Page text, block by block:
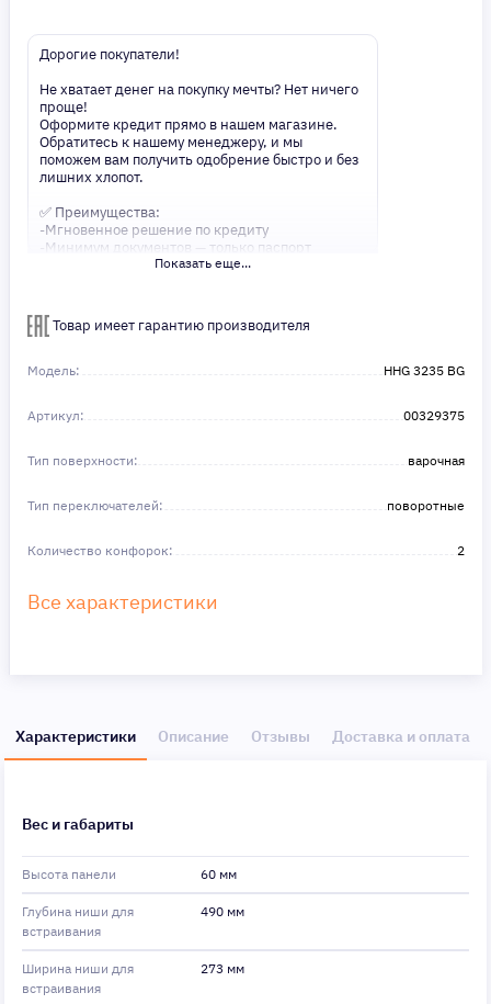
Дорогие покупатели!
Не хватает денег на покупку мечты? Нет ничего
проще!
Оформите кредит прямо в нашем магазине.
Обратитесь к нашему менеджеру, и мы
поможем вам получить одобрение быстро и без
лишних хлопот.
✅ Преимущества:
-Мгновенное решение по кредиту
-Минимум документов — только паспорт
-Удобные сроки и низкие процентные ставки
Получите то, что нужно, прямо сейчас. Ваше
удобство — наш приоритет! ✨
в этом!
Показать еще...
Товар имеет гарантию производителя
Модель: HHG 3235 BG
Артикул: 00329375
Тип поверхности: варочная
Тип переключателей: поворотные
Количество конфорок: 2
Все характеристики
Характеристики Описание Отзывы Доставка и оплата
Вес и габариты
Высота панели 60 мм
Глубина ниши для
встраивания
490 мм
Ширина ниши для
встраивания
273 мм